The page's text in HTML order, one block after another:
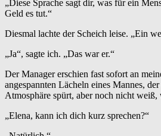
„Diese Sprache sagt dir, was für ein
Geld es tut.“
Diesmal lachte der Scheich leise. „Ein
„Ja“, sagte ich. „Das war er.“
Der Manager erschien fast sofort an
angespannten Lächeln eines Mannes,
Atmosphäre spürt, aber noch nicht
„Elena, kann ich dich kurz sprechen?“